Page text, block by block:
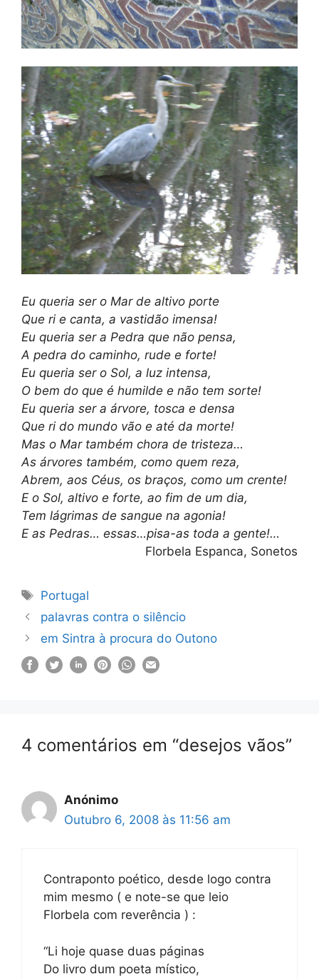
Eu queria ser o Mar de altivo porte
Que ri e canta, a vastidão imensa!
Eu queria ser a Pedra que não pensa,
A pedra do caminho, rude e forte!
Eu queria ser o Sol, a luz intensa,
O bem do que é humilde e não tem sorte!
Eu queria ser a árvore, tosca e densa
Que ri do mundo vão e até da morte!
Mas o Mar também chora de tristeza…
As árvores também, como quem reza,
Abrem, aos Céus, os braços, como um crente!
E o Sol, altivo e forte, ao fim de um dia,
Tem lágrimas de sangue na agonia!
E as Pedras… essas…pisa-as toda a gente!…
Florbela Espanca, Sonetos
Etiquetas
Portugal
palavras contra o silêncio
em Sintra à procura do Outono
4 comentários em “desejos vãos”
Anónimo
Outubro 6, 2008 às 11:56 am
Contraponto poético, desde logo contra
mim mesmo ( e note-se que leio
Florbela com reverência ) :
“Li hoje quase duas páginas
Do livro dum poeta místico,